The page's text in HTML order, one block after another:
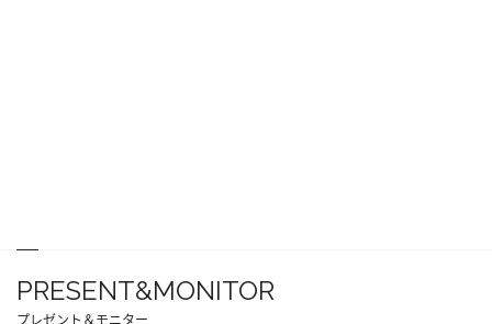
PRESENT&MONITOR
プレゼント＆モニター